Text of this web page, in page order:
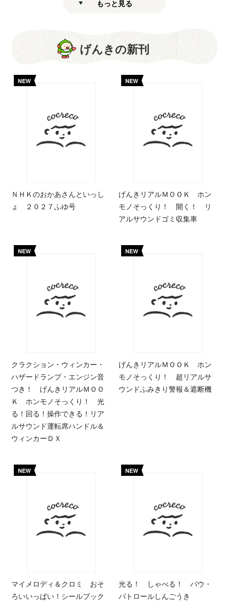
もっと見る
げんきの新刊
NEW
ＮＨＫのおかあさんといっし
ょ ２０２７ふゆ号
NEW
げんきリアルＭＯＯＫ ホン
モノそっくり！ 開く！ リ
アルサウンドゴミ収集車
NEW
クラクション・ウィンカー・
ハザードランプ・エンジン音
つき！ げんきリアルＭＯＯ
Ｋ ホンモノそっくり！ 光
る！回る！操作できる！リア
ルサウンド運転席ハンドル＆
ウィンカーＤＸ
NEW
げんきリアルＭＯＯＫ ホン
モノそっくり！ 超リアルサ
ウンドふみきり警報＆遮断機
NEW
マイメロディ＆クロミ おそ
ろいいっぱい！シールブック
NEW
光る！ しゃべる！ パウ・
パトロールしんごうき